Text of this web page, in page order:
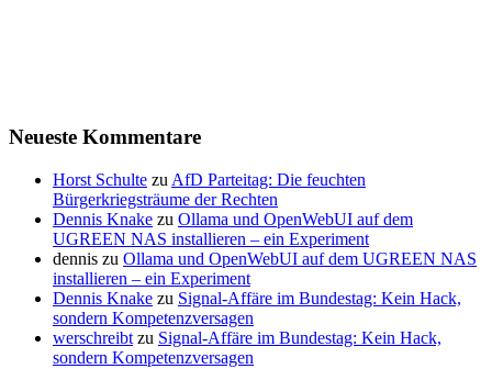
Neueste Kommentare
Horst Schulte zu AfD Parteitag: Die feuchten
Bürgerkriegsträume der Rechten
Dennis Knake zu Ollama und OpenWebUI auf dem
UGREEN NAS installieren – ein Experiment
dennis zu Ollama und OpenWebUI auf dem UGREEN NAS
installieren – ein Experiment
Dennis Knake zu Signal-Affäre im Bundestag: Kein Hack,
sondern Kompetenzversagen
werschreibt zu Signal-Affäre im Bundestag: Kein Hack,
sondern Kompetenzversagen